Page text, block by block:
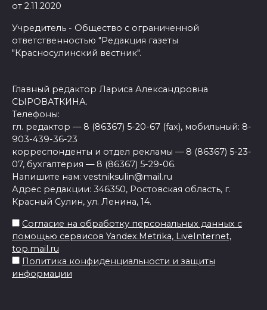
от 2.11.2020
Учредитель - Общество с ограниченной
ответственностью "Редакция газеты
"Красносулинский вестник".
Главный редактор Лариса Александровна
СЫРОВАТКИНА.
Телефоны:
гл. редактор — 8 (86367) 5-20-67 (fax), мобильный: 8-
903-439-36-23
корреспонденты и отдел рекламы — 8 (86367) 5-23-
07, бухгалтерия — 8 (86367) 5-29-06.
Напишите нам: vestniksulin@mail.ru
Адрес редакции: 346350, Ростовская область, г.
Красный Сулин, ул. Ленина, 14.
Согласие на обработку персональных данных с
помощью сервисов Yandex.Metrika, LiveInternet,
top.mail.ru
Политика конфиденциальности и защиты
информации